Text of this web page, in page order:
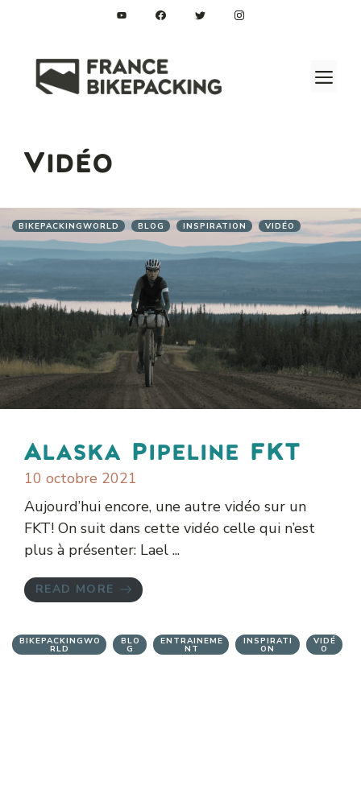
Vidéo
BIKEPACKINGWORLD BLOG INSPIRATION VIDÉO
Alaska Pipeline FKT
10 octobre 2021
Aujourd’hui encore, une autre vidéo sur un
FKT! On suit dans cette vidéo celle qui n’est
plus à présenter: Lael ...
READ MORE
BIKEPACKINGWO
RLD
BLO
G
ENTRAINEME
NT
INSPIRATI
ON
VIDÉ
O